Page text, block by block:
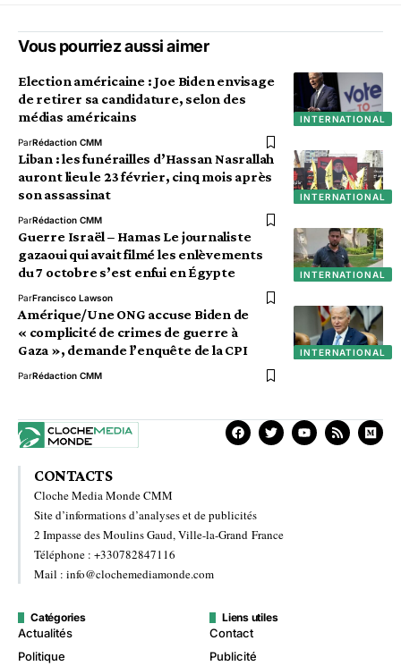
Vous pourriez aussi aimer
INTERNATIONAL
Election américaine : Joe Biden envisage
de retirer sa candidature, selon des
médias américains
ParRédaction CMM
INTERNATIONAL
Liban : les funérailles d’Hassan Nasrallah
auront lieu le 23 février, cinq mois après
son assassinat
ParRédaction CMM
INTERNATIONAL
Guerre Israël – Hamas Le journaliste
gazaoui qui avait filmé les enlèvements
du 7 octobre s’est enfui en Égypte
ParFrancisco Lawson
INTERNATIONAL
Amérique/Une ONG accuse Biden de
« complicité de crimes de guerre à
Gaza », demande l’enquête de la CPI
ParRédaction CMM
CONTACTS
Cloche Media Monde CMM
Site d’informations d’analyses et de publicités
2 Impasse des Moulins Gaud, Ville-la-Grand France
Téléphone : +330782847116
Mail : info@clochemediamonde.com
Catégories
Actualités
Politique
Liens utiles
Contact
Publicité